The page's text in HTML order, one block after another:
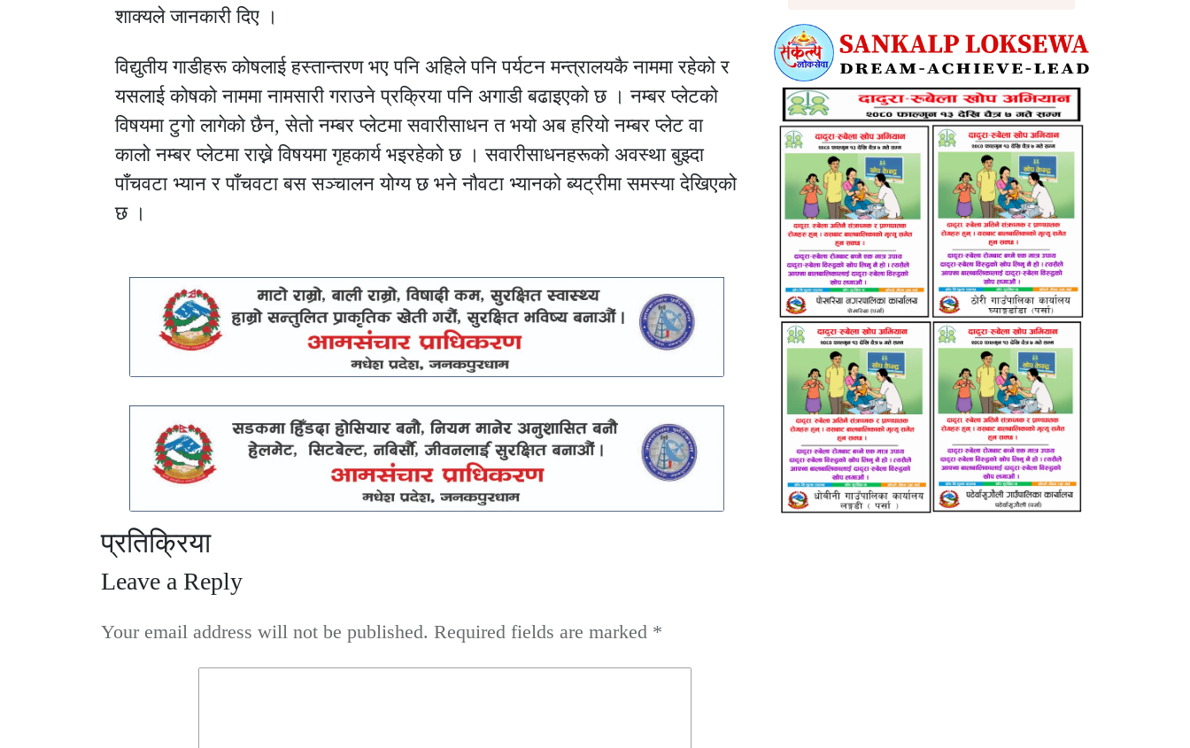
शाक्यले जानकारी दिए ।
विद्युतीय गाडीहरू कोषलाई हस्तान्तरण भए पनि अहिले पनि पर्यटन मन्त्रालयकै नाममा रहेको र
यसलाई कोषको नाममा नामसारी गराउने प्रक्रिया पनि अगाडी बढाइएको छ । नम्बर प्लेटको
विषयमा टु‌गो लागेको छैन, सेतो नम्बर प्लेटमा सवारीसाधन त भयो अब हरियो नम्बर प्लेट वा
कालो नम्बर प्लेटमा राख्ने विषयमा गृहकार्य भइरहेको छ । सवारीसाधनहरूको अवस्था बुझ्दा
पाँचवटा भ्यान र पाँचवटा बस सञ्चालन योग्य छ भने नौवटा भ्यानको ब्यट्रीमा समस्या देखिएको
छ ।
प्रतिक्रिया
Leave a Reply
Your email address will not be published. Required fields are marked *